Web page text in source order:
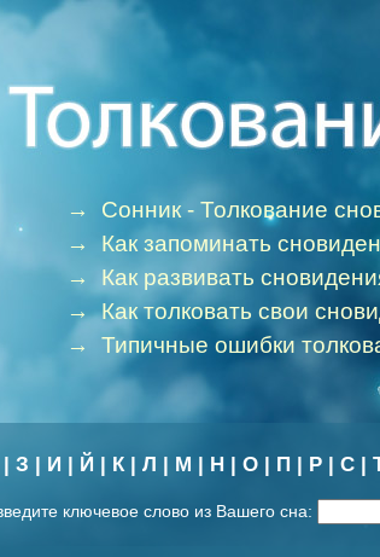
→ Сонник - Толкование
→ Как запоминать
→ Как развивать
→Как толковать свои
→ Типичные ошибки
З | И | Й | К| Л | М | Н | О | П | Р | С |
ключевое слово из Вашего сна: